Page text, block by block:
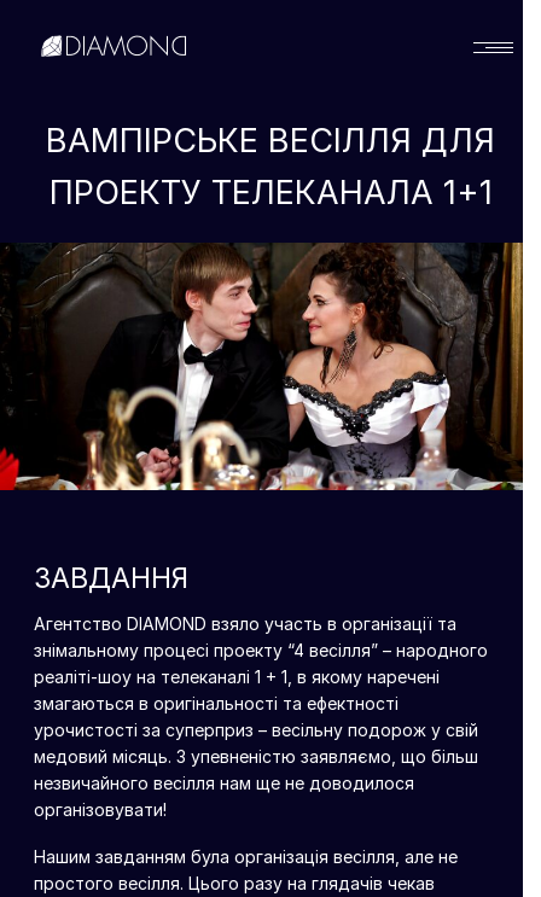
ВАМПІРСЬКЕ ВЕСІЛЛЯ ДЛЯ
ПРОЕКТУ ТЕЛЕКАНАЛА 1+1
ЗАВДАННЯ
Агентство DIAMOND взяло участь в організації та
знімальному процесі проекту “4 весілля” – народного
реаліті-шоу на телеканалі 1 + 1, в якому наречені
змагаються в оригінальності та ефектності
урочистості за суперприз – весільну подорож у свій
медовий місяць. З упевненістю заявляємо, що більш
незвичайного весілля нам ще не доводилося
організовувати!
Нашим завданням була організація весілля, але не
простого весілля. Цього разу на глядачів чекав
English
Русский